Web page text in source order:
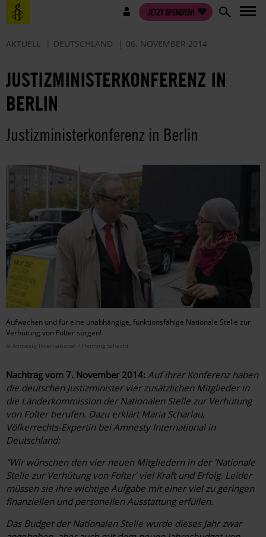
Direkt
zum
Benutzermenü JETZT SPENDEN!
AKTUELL DEUTSCHLAND 06. NOVEMBER 2014
JUSTIZMINISTERKONFERENZ IN
BERLIN
Justizministerkonferenz in Berlin
Aufwachen und für eine unabhängige, funktionsfähige Nationale Stelle zur
Verhütung von Folter sorgen!
© Amnesty International / Henning Schacht
Nachtrag vom 7. November 2014: Auf ihrer Konferenz haben
die deutschen Justizminister vier zusätzlichen Mitglieder in
die Länderkommission der Nationalen Stelle zur Verhütung
von Folter berufen. Dazu erklärt Maria Scharlau,
Völkerrechts-Expertin bei Amnesty International in
Deutschland:
"Wir wünschen den vier neuen Mitgliedern in der 'Nationale
Stelle zur Verhütung von Folter' viel Kraft und Erfolg. Leider
müssen sie ihre wichtige Aufgabe mit einer viel zu geringen
finanziellen und personellen Ausstattung erfüllen.
Das Budget der Nationalen Stelle wurde dieses Jahr zwar